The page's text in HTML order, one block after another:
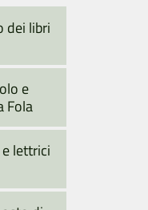
dei libri
e
Fola
lettrici